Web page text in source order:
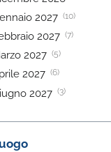
2027 (10)
2027 (7)
2027 (5)
2027 (6)
2027 (3)